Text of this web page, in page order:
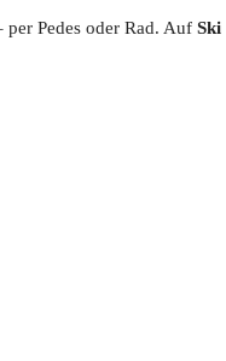
Pedes oder Rad. Auf